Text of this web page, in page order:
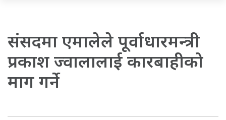
संसदमा एमालेले पूर्वाधारमन्त्री
प्रकाश ज्वालालाई कारबाहीको
माग गर्ने